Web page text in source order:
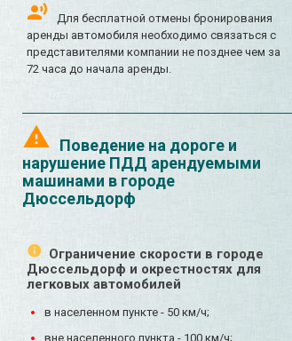
Для бесплатной отмены бронирования
аренды автомобиля необходимо связаться с
представителями компании не позднее чем за
72 часа до начала аренды.
Поведение на дороге и
нарушение ПДД арендуемыми
машинами в городе
Дюссельдорф
Ограничение скорости в городе
Дюссельдорф и окрестностях для
легковых автомобилей
в населенном пункте - 50 км/ч;
вне населенного пункта - 100 км/ч;